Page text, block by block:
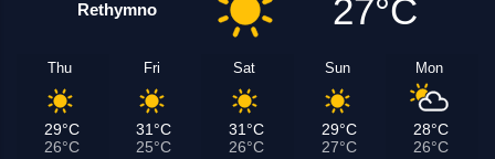
Rethymno 27°C
Thu
29°C
26°C
Fri
31°C
25°C
Sat
31°C
26°C
Sun
29°C
27°C
Mon
28°C
26°C